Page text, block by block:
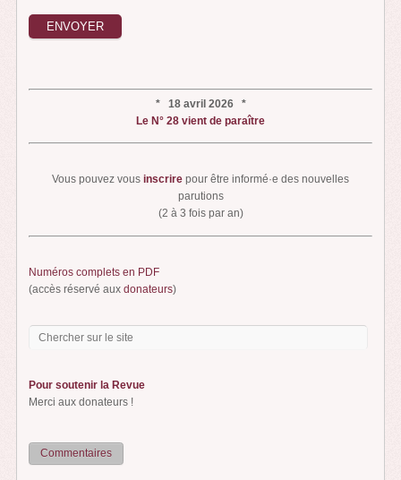
* 18 avril 2026 *
Le N° 28 vient de paraître
Vous pouvez vous inscrire pour être informé·e des nouvelles
parutions
(2 à 3 fois par an)
Numéros complets en PDF
(accès réservé auxdonateurs)
Pour soutenir la Revue
Merci aux donateurs !
Commentaires